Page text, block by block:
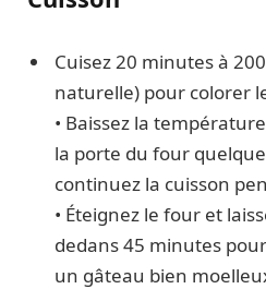
Cuisez 20 minutes à
naturelle) pour colorer
• Baissez la
la porte du four
continuez la cuisson
• Éteignez le four et
dedans 45 minutes
un gâteau bien